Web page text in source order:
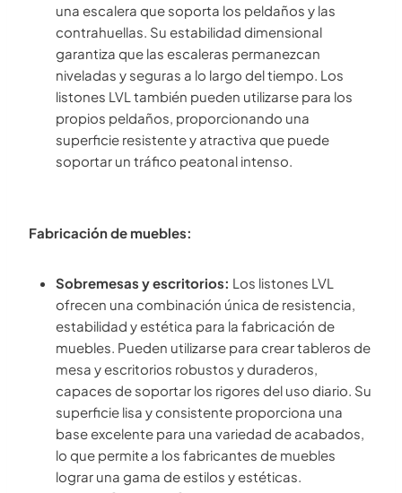
una escalera que soporta los peldaños y las
contrahuellas. Su estabilidad dimensional
garantiza que las escaleras permanezcan
niveladas y seguras a lo largo del tiempo. Los
listones LVL también pueden utilizarse para los
propios peldaños, proporcionando una
superficie resistente y atractiva que puede
soportar un tráfico peatonal intenso.
Fabricación de muebles:
Sobremesas y escritorios: Los listones LVL
ofrecen una combinación única de resistencia,
estabilidad y estética para la fabricación de
muebles. Pueden utilizarse para crear tableros de
mesa y escritorios robustos y duraderos,
capaces de soportar los rigores del uso diario. Su
superficie lisa y consistente proporciona una
base excelente para una variedad de acabados,
lo que permite a los fabricantes de muebles
lograr una gama de estilos y estéticas.